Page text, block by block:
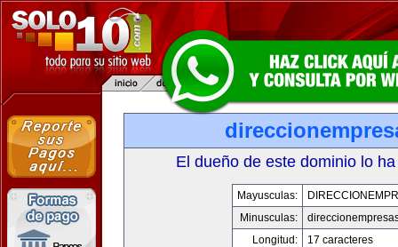
El dueño de este dominio lo
Mayusculas:
Minusculas:
Longitud:
17 caracteres